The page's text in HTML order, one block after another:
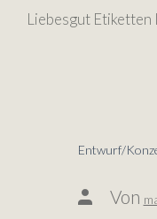
Liebesgut
Entwurf/
Von